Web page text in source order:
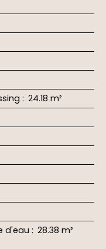
: 24.18 m²
d'eau : 28.38 m²